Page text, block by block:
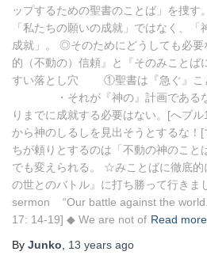
ップするための聖書のことば」
「私たちの願いの成就」ではなく、
成就」。 ◎そのためにどうしても必
的（不動の）信頼』と『そのみこと
すい落とし穴 ①聖書は『急ぐ』こ
・それが『神の』計画であるな
りまでに成就する必要はない。[へ
から神のしるしを見出そうとす
ちが頼りとするのは「不動の神のこ
でも変えられる。 ☆みことばに徹底的
の世とのバトル』に打ち勝って行き
sermon “Our battle against the
17: 14-19] ◆ We are not of Read more
By Junko 13 years ago